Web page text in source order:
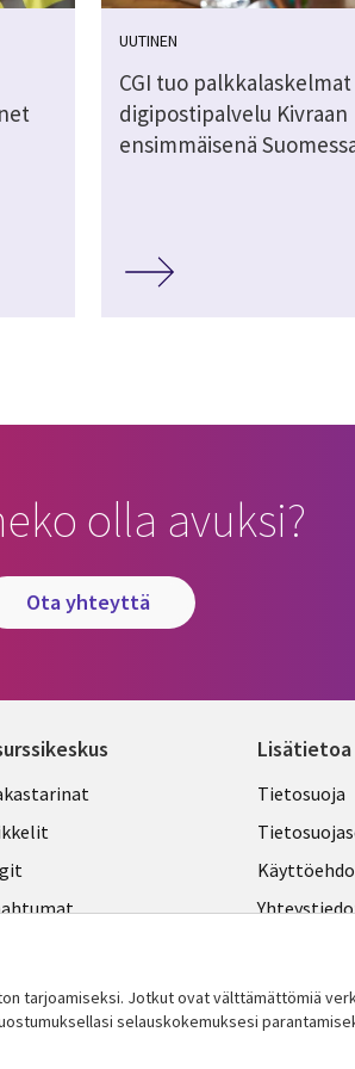
UUTINEN
CGI tuo palkkalaskelmat
digipostipalvelu Kivraan
ensimmäisenä
olla avuksi?
ota yhteyttä
lisää
Lisätietoa
Legal
Tietosuoja
tarjoamiseksi. Jotkut ovat välttämättömiä
selauskokemuksesi